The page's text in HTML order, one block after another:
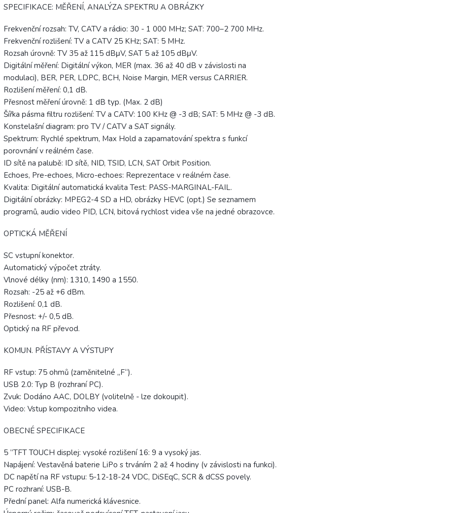
SPECIFIKACE: MĚŘENÍ, ANALÝZA SPEKTRU A OBRÁZKY
Frekvenční rozsah: TV, CATV a rádio: 30 - 1 000 MHz; SAT: 700–2 700 MHz.
Frekvenční rozlišení: TV a CATV 25 KHz; SAT: 5 MHz.
Rozsah úrovně: TV 35 až 115 dBμV, SAT 5 až 105 dBμV.
Digitální měření: Digitální výkon, MER (max. 36 až 40 dB v závislosti na
modulaci), BER, PER, LDPC, BCH, Noise Margin, MER versus CARRIER.
Rozlišení měření: 0,1 dB.
Přesnost měření úrovně: 1 dB typ. (Max. 2 dB)
Šířka pásma filtru rozlišení: TV a CATV: 100 KHz @ -3 dB; SAT: 5 MHz @ -3 dB.
Konstelašní diagram: pro TV / CATV a SAT signály.
Spektrum: Rychlé spektrum, Max Hold a zapamatování spektra s funkcí
porovnání v reálném čase.
ID sítě na palubě: ID sítě, NID, TSID, LCN, SAT Orbit Position.
Echoes, Pre-echoes, Micro-echoes: Reprezentace v reálném čase.
Kvalita: Digitální automatická kvalita Test: PASS-MARGINAL-FAIL.
Digitální obrázky: MPEG2-4 SD a HD, obrázky HEVC (opt.) Se seznamem
programů, audio video PID, LCN, bitová rychlost videa vše na jedné obrazovce.
OPTICKÁ MĚŘENÍ
SC vstupní konektor.
Automatický výpočet ztráty.
Vlnové délky (nm): 1310, 1490 a 1550.
Rozsah: -25 až +6 dBm.
Rozlišení: 0,1 dB.
Přesnost: +/- 0,5 dB.
Optický na RF převod.
KOMUN. PŘÍSTAVY A VÝSTUPY
RF vstup: 75 ohmů (zaměnitelné „F“).
USB 2.0: Typ B (rozhraní PC).
Zvuk: Dodáno AAC, DOLBY (volitelně - lze dokoupit).
Video: Vstup kompozitního videa.
OBECNÉ SPECIFIKACE
5 ”TFT TOUCH displej: vysoké rozlišení 16: 9 a vysoký jas.
Napájení: Vestavěná baterie LiPo s trváním 2 až 4 hodiny (v závislosti na funkci).
DC napětí na RF vstupu: 5-12-18-24 VDC, DiSEqC, SCR & dCSS povely.
PC rozhraní: USB-B.
Přední panel: Alfa numerická klávesnice.